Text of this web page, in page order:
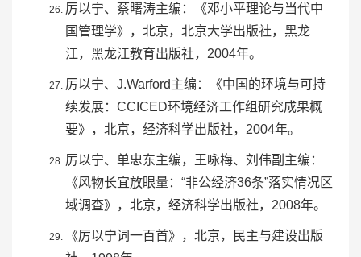
厉以宁、 蔡曙涛主编：《邓小平理论与当代中
国管理学》，北京，北京大学出版社，黑龙
江， 黑龙江教育出版社，2004年。
厉以宁、J.Warford主编：《中国的环境与可持
续发展：CCICED环境经济工作组研究成果概
要》，北京，经济科学出版社，2004年。
厉以宁、单忠东主编，王咏梅、 刘伟副主编：
《风物长宜放眼量：“非公经济36条”落实情况区
域调查》，北京，经济科学出版社，2008年。
《厉以宁词一百首》，北京，
民主与建设出版